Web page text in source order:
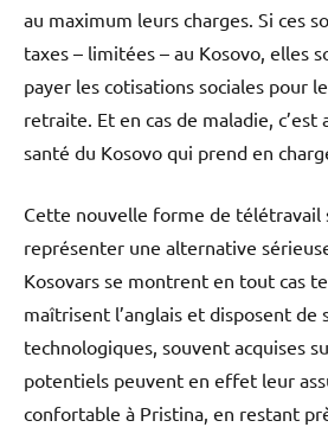
au maximum leurs charges. Si ces
taxes – limitées – au Kosovo, elles
payer les cotisations sociales pour
retraite. Et en cas de maladie, c’est
santé du Kosovo qui prend en
Cette nouvelle forme de télétravail
représenter une alternative
Kosovars se montrent en tout cas
maîtrisent l’anglais et disposent de
technologiques, souvent acquises
potentiels peuvent en effet leur
confortable à Pristina, en restant